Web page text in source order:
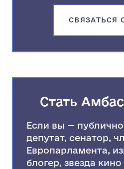
СВЯЗАТЬСЯ
Стать
Если вы —
депутат, сенатор,
Европарламента,
блогер, звезда